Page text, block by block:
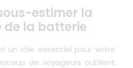
estimer la
de la batterie
un rôle essentiel pour votre
de voyageurs oublient